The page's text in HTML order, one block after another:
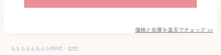
価格と在庫を楽天でチェック >>
ももももももんが(50代・女性)